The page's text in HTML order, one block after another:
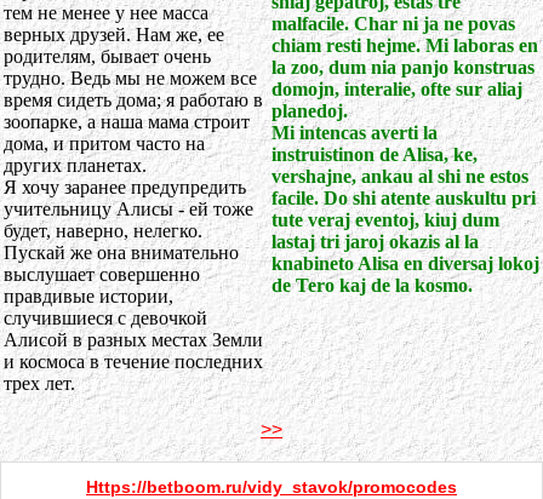
тем не менее у нее масса
верных друзей. Нам же, ее
родителям, бывает очень
трудно. Ведь мы не можем все
время сидеть дома; я работаю в
зоопарке, а наша мама строит
дома, и притом часто на
других планетах.
Я хочу заранее предупредить
учительницу Алисы - ей тоже
будет, наверно, нелегко.
Пускай же она внимательно
выслушает совершенно
правдивые истории,
случившиеся с девочкой
Алисой в разных местах Земли
и космоса в течение последних
трех лет.
malfacile. Char ni ja ne povas
chiam resti hejme. Mi laboras en
la zoo, dum nia panjo konstruas
domojn, interalie, ofte sur aliaj
planedoj.
Mi intencas averti la
instruistinon de Alisa, ke,
vershajne, ankau al shi ne estos
facile. Do shi atente auskultu pri
tute veraj eventoj, kiuj dum
lastaj tri jaroj okazis al la
knabineto Alisa en diversaj lokoj
de Tero kaj de la kosmo.
>>
Https://betboom.ru/vidy_stavok/promocodes